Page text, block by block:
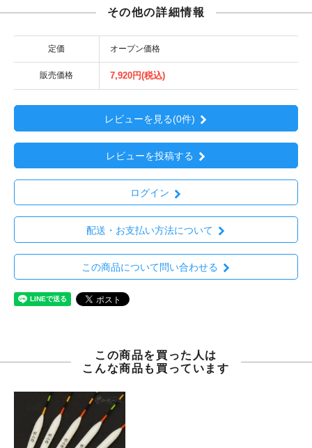
その他の詳細情報
定価 オープン価格
販売価格 7,920円(税込)
レビューを見る(0件)
レビューを投稿する
ログイン
配送・お支払い方法について
この商品について問い合わせる
この商品を買った人は
こんな商品も買っています